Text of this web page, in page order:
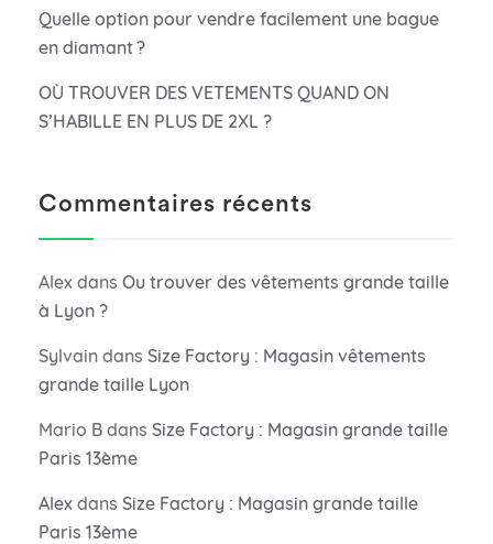
Quelle option pour vendre facilement une bague
en diamant ?
OÙ TROUVER DES VETEMENTS QUAND ON
S’HABILLE EN PLUS DE 2XL ?
Commentaires récents
Alex dans Ou trouver des vêtements grande taille
à Lyon ?
Sylvain dans Size Factory : Magasin vêtements
grande taille Lyon
Mario B dans Size Factory : Magasin grande taille
Paris 13ème
Alex dans Size Factory : Magasin grande taille
Paris 13ème